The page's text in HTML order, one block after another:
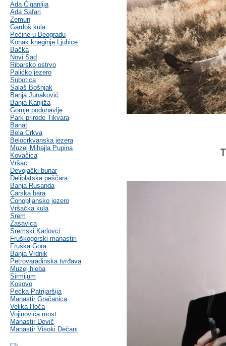
Ada Ciganlija
Ada Safari
Zemun
Gardoš kula
Pećine u Beogradu
Konak kneginje Ljubice
Bačka
Novi Sad
Ribarsko ostrvo
Palićko jezero
Subotica
Salaš Bošnjak
Banja Junaković
Banja Kanjiža
Gornje podunavlje
Park prirode Tikvara
Banat
Bela Crkva
Belocrkvanska jezera
Muzej Mihajla Pupina
Kovačica
Vršac
Devojački bunar
Deliblatska peščara
Banja Rusanda
Carska bara
Čonopljansko jezero
Vršačka kula
Srem
Zasavica
Sremski Karlovci
Fruškogorski manastiri
Fruška Gora
Banja Vrdnik
Petrovaradinska tvrđava
Muzej hleba
Sirmijum
Kosovo
Pećka Patrijaršija
Manastir Gračanica
Velika Hoča
Vojinovića most
Manastir Devič
Manastir Visoki Dečani